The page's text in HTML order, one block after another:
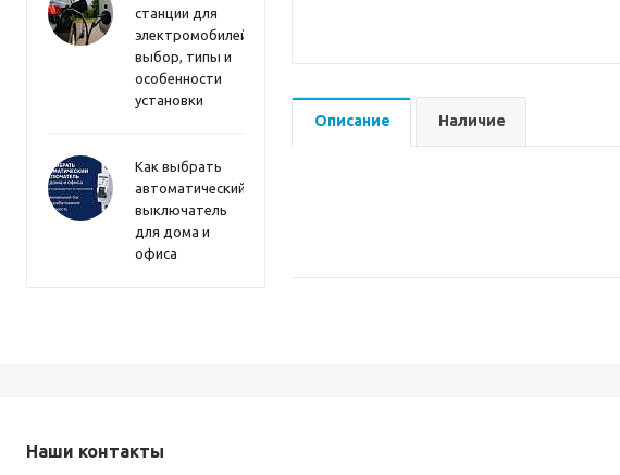
станции для
электромобилей:
выбор, типы и
особенности
установки
Как выбрать
автоматический
выключатель
для дома и
офиса
Описание Наличие
Наши контакты